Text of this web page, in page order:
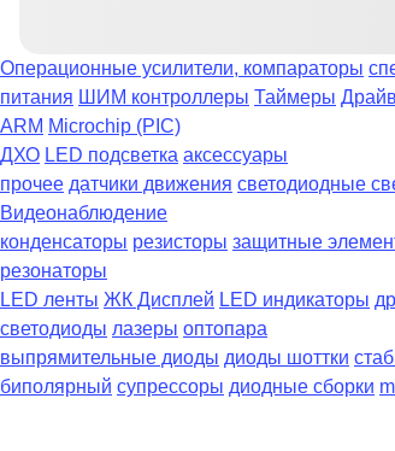
Операционные усилители, компараторы
питания ШИМ контроллеры Таймеры
ARM Microchip (PIC)
ДХО LED подсветка аксессуары
прочее датчики движения светодиодные
Видеонаблюдение
конденсаторы резисторы защитные
резонаторы
LED ленты ЖК Дисплей LED индикаторы
светодиоды лазеры оптопара
выпрямительные диоды диоды шоттки
биполярный супрессоры диодные сборки